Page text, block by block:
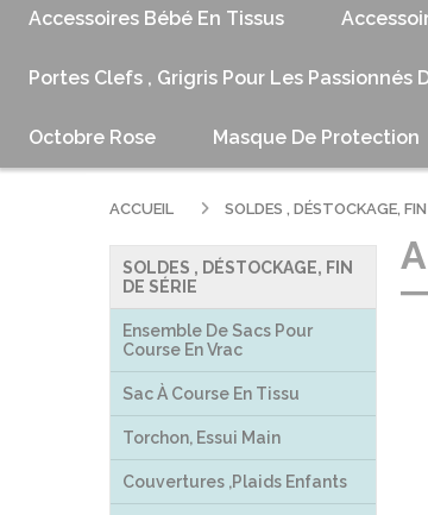
Accessoires Bébé En Tissus
Portes Clefs , Grigris Pour Les Passionnés
Octobre Rose Masque De Protection
SOLDES , DÉSTOCKAGE, FIN
DE SÉRIE
Ensemble De Sacs Pour
Course En Vrac
Sac À Course En Tissu
Torchon, Essui Main
Couvertures ,plaids Enfants
ACCUEIL SOLDES , DÉSTOCKAGE, FIN